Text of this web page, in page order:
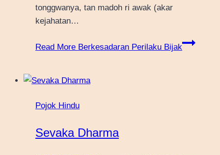
tonggwanya, tan madoh ri awak (akar
kejahatan…
Read More Berkesadaran Perilaku Bijak
Pojok Hindu
Sevaka Dharma